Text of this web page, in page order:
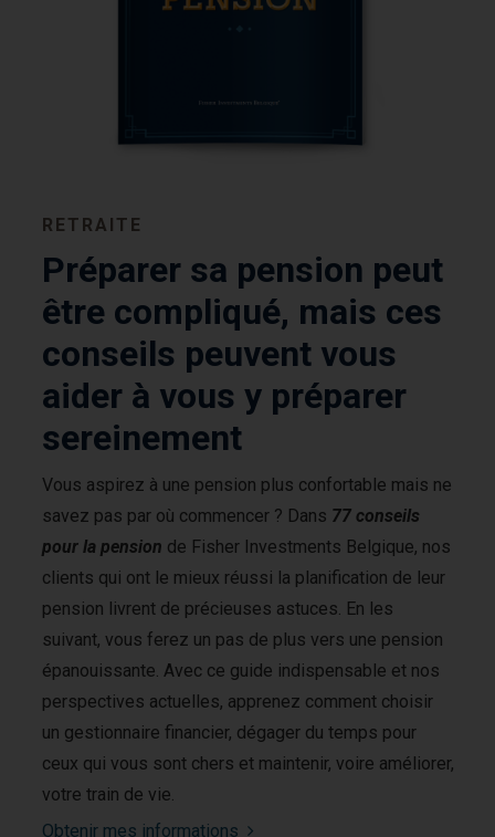
RETRAITE
Préparer sa pension peut
être compliqué, mais ces
conseils peuvent vous
aider à vous y préparer
sereinement
Vous aspirez à une pension plus confortable mais ne
savez pas par où commencer ? Dans 77 conseils
pour la pension de Fisher Investments Belgique, nos
clients qui ont le mieux réussi la planification de leur
pension livrent de précieuses astuces. En les
suivant, vous ferez un pas de plus vers une pension
épanouissante. Avec ce guide indispensable et nos
perspectives actuelles, apprenez comment choisir
un gestionnaire financier, dégager du temps pour
ceux qui vous sont chers et maintenir, voire améliorer,
votre train de vie.
Obtenir mes informations